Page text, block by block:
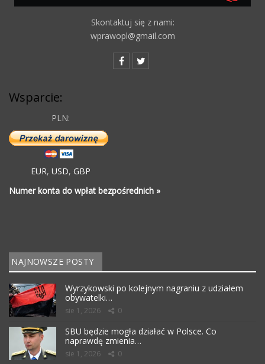
Skontaktuj się z nami:
wprawopl@gmail.com
Wsparcie:
PLN:
EUR, USD, GBP
Numer konta do wpłat bezpośrednich »
NAJNOWSZE POSTY
Wyrzykowski po kolejnym nagraniu z udziałem
obywatelki…
sie 1, 2026 0
SBU będzie mogła działać w Polsce. Co
naprawdę zmienia…
sie 1, 2026 0